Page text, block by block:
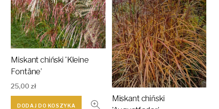
Miskant chiński 'Kleine
Fontäne’
25,00zł
DODAJ DO KOSZYKA
Miskant chiński